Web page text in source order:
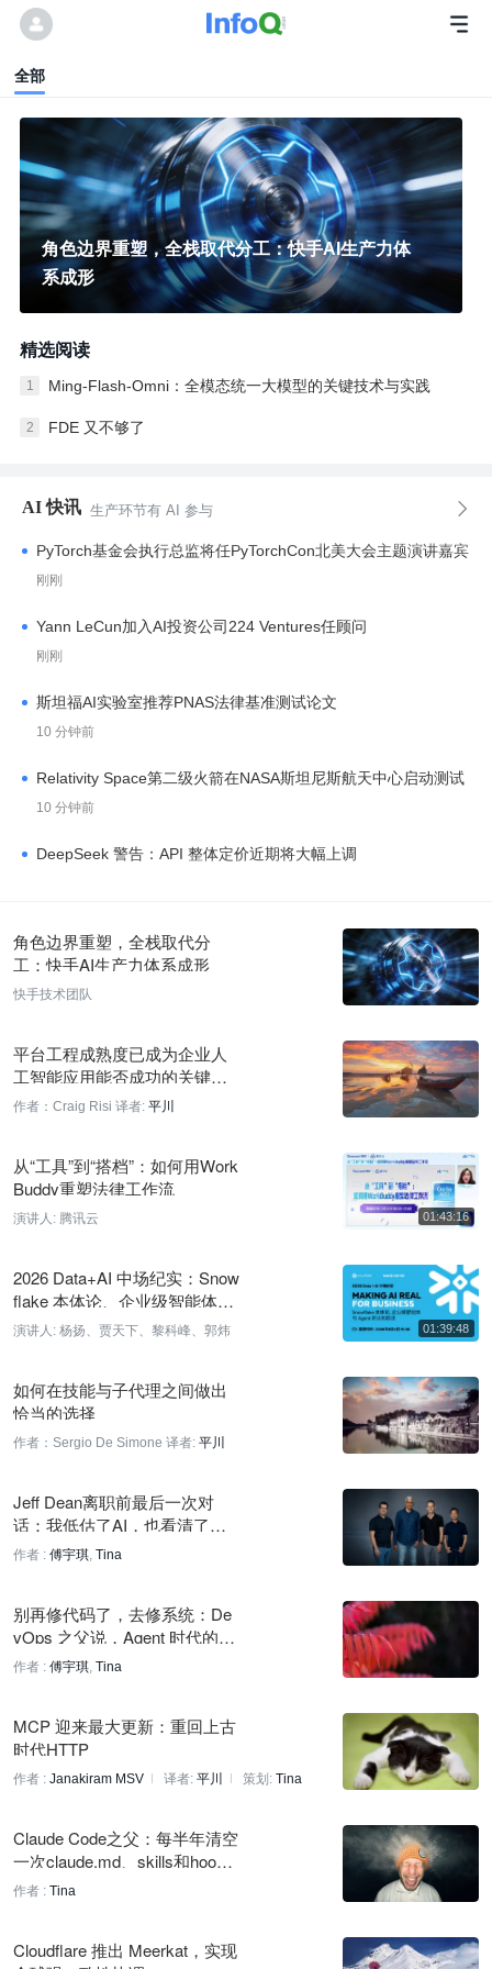
全部
角色边界重塑，全栈取代分工：快手AI生产力体
系成形
精选阅读
1 Ming-Flash-Omni：全模态统一大模型的关键技术与实践
2 FDE 又不够了
AI 快讯 生产环节有 AI 参与 
PyTorch基金会执行总监将任PyTorchCon北美大会主题演讲嘉宾
刚刚
Yann LeCun加入AI投资公司224 Ventures任顾问
刚刚
斯坦福AI实验室推荐PNAS法律基准测试论文
10 分钟前
Relativity Space第二级火箭在NASA斯坦尼斯航天中心启动测试
10 分钟前
DeepSeek 警告：API 整体定价近期将大幅上调
31 分钟前
机器人开发平台Blacknode新增物理仿真与3D渲染，实时同步数
31 分钟前
AI进步瓶颈在验证器而非算力，Yann LeCun转发观点
a16z访谈：开放权重模型对生态系统至关重要
50 分钟前
1 小时前
OpenAI 最早下周发布 Astra，系 GPT-4.5 后首个重大新预训练
1 小时前
OpenAI 团队 Black Hat 演讲谈与 Hugging Face 事件时间线
Explabs AI 在 YC 平台发布，宣称成本降低97%
1 小时前
KDD2026亚马逊将办晚间交流会，多位技术专家出席
英伟达发布Vera Rubin NVL72计算托盘：1分钟全自动组装
2 小时前
PyTorch：预训练效率提升加速前沿探索，TorchTitan 持续优化
谷歌云推GEAR计划，免费课程助力构建自主智能体
角色边界重塑，全栈取代分
工：快手AI生产力体系成形
快手技术团队
平台工程成熟度已成为企业人
工智能应用能否成功的关键差
异化因素
作者：Craig Risi 译者: 平川
从“工具”到“搭档”：如何用Work
Buddy重塑法律工作流
演讲人: 腾讯云
2026 Data+AI 中场纪实：Snow
flake 本体论、企业级智能体与
Agent 的认知跃迁
演讲人: 杨扬、贾天下、黎科峰、郭炜
如何在技能与子代理之间做出
恰当的选择
作者：Sergio De Simone 译者: 平川
Jeff Dean离职前最后一次对
话：我低估了AI，也看清了创
业者的唯一生路
作者 : 傅宇琪, Tina
别再修代码了，去修系统：De
vOps 之父说，Agent 时代的组
织变革比技术更难
作者 : 傅宇琪, Tina
MCP 迎来最大更新：重回上古
时代HTTP
作者 : Janakiram MSV 译者: 平川 策划: Tina
Claude Code之父：每半年清空
一次claude.md、skills和hook
s，模型自己会想办法
作者 : Tina
Cloudflare 推出 Meerkat，实现